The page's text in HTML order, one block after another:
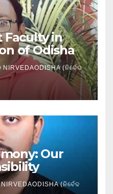
Faculty in
of Odisha
NIRVEDAODISHA (ନିର୍ବେଦ
Our
NIRVEDAODISHA (ନିର୍ବେଦ